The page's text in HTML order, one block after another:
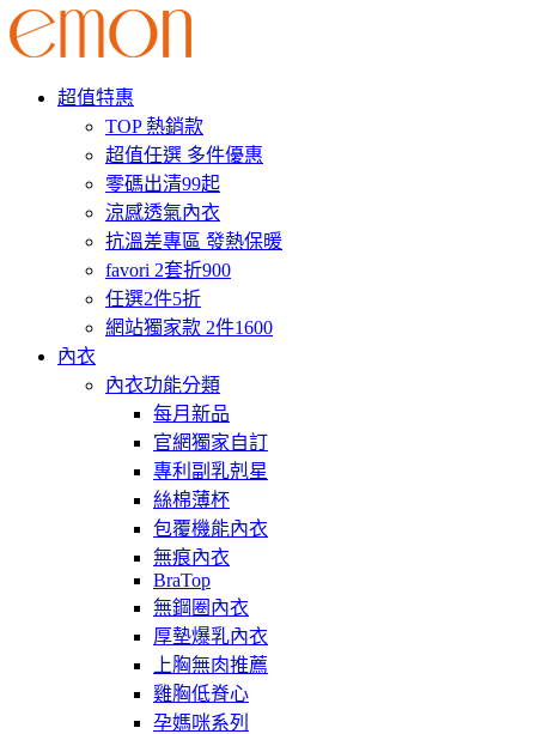
超值特惠
TOP 熱銷款
超值任選 多件優惠
零碼出清99起
涼感透氣內衣
抗溫差專區 發熱保暖
favori 2套折900
任選2件5折
網站獨家款 2件1600
內衣
內衣功能分類
每月新品
官網獨家自訂
專利副乳剋星
絲棉薄杯
包覆機能內衣
無痕內衣
BraTop
無鋼圈內衣
厚墊爆乳內衣
上胸無肉推薦
雞胸低脊心
孕媽咪系列